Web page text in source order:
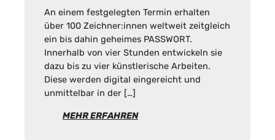
An einem festgelegten Termin erhalten
über 100 Zeichner:innen weltweit zeitgleich
ein bis dahin geheimes PASSWORT.
Innerhalb von vier Stunden entwickeln sie
dazu bis zu vier künstlerische Arbeiten.
Diese werden digital eingereicht und
unmittelbar in der […]
MEHR ERFAHREN